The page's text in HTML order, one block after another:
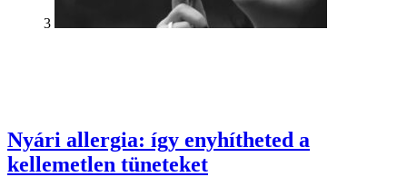
3
Nyári allergia: így enyhítheted a
kellemetlen tüneteket